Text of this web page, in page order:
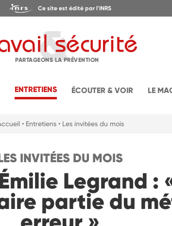
Ce site est édité par l'INRS
PARTAGEONS LA PRÉVENTION
ENTRETIENS ÉCOUTER & VOIR LE
• Entretiens • Les invitées du mois
INVITÉES DU MOIS
Legrand :
partie du